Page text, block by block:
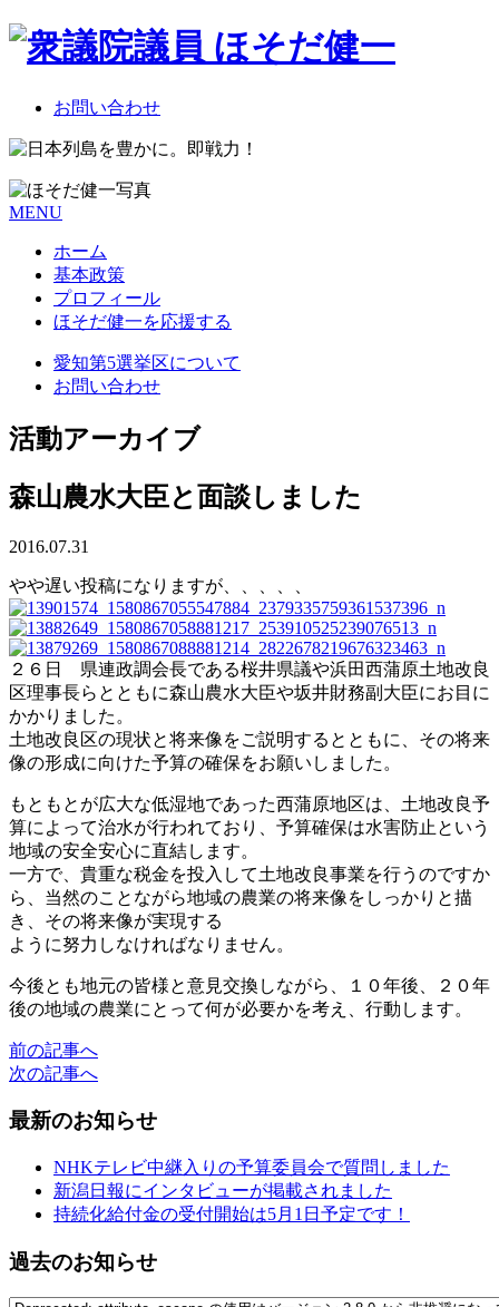
お問い合わせ
MENU
ホーム
基本政策
プロフィール
ほそだ健一を応援する
愛知第5選挙区について
お問い合わせ
活動アーカイブ
森山農水大臣と面談しました
2016.07.31
やや遅い投稿になりますが、、、、、
２６日 県連政調会長である桜井県議や浜田西蒲原土地改良
区理事長らとともに森山農水大臣や坂井財務副大臣にお目に
かかりました。
土地改良区の現状と将来像をご説明するとともに、その将来
像の形成に向けた予算の確保をお願いしました。
もともとが広大な低湿地であった西蒲原地区は、土地改良予
算によって治水が行われており、予算確保は水害防止という
地域の安全安心に直結します。
一方で、貴重な税金を投入して土地改良事業を行うのですか
ら、当然のことながら地域の農業の将来像をしっかりと描
き、その将来像が実現する
ように努力しなければなりません。
今後とも地元の皆様と意見交換しながら、１０年後、２０年
後の地域の農業にとって何が必要かを考え、行動します。
前の記事へ
次の記事へ
最新のお知らせ
NHKテレビ中継入りの予算委員会で質問しました
新潟日報にインタビューが掲載されました
持続化給付金の受付開始は5月1日予定です！
過去のお知らせ